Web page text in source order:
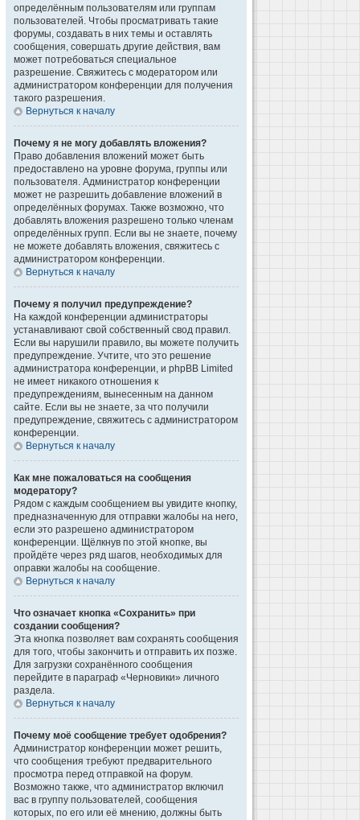
определённым пользователям или группам
пользователей. Чтобы просматривать такие
форумы, создавать в них темы и оставлять
сообщения, совершать другие действия, вам
может потребоваться специальное
разрешение. Свяжитесь с модератором или
администратором конференции для получения
такого разрешения.
Вернуться к началу
Почему я не могу добавлять вложения?
Право добавления вложений может быть
предоставлено на уровне форума, группы или
пользователя. Администратор конференции
может не разрешить добавление вложений в
определённых форумах. Также возможно, что
добавлять вложения разрешено только членам
определённых групп. Если вы не знаете, почему
не можете добавлять вложения, свяжитесь с
администратором конференции.
Вернуться к началу
Почему я получил предупреждение?
На каждой конференции администраторы
устанавливают свой собственный свод правил.
Если вы нарушили правило, вы можете получить
предупреждение. Учтите, что это решение
администратора конференции, и phpBB Limited
не имеет никакого отношения к
предупреждениям, вынесенным на данном
сайте. Если вы не знаете, за что получили
предупреждение, свяжитесь с администратором
конференции.
Вернуться к началу
Как мне пожаловаться на сообщения
модератору?
Рядом с каждым сообщением вы увидите кнопку,
предназначенную для отправки жалобы на него,
если это разрешено администратором
конференции. Щёлкнув по этой кнопке, вы
пройдёте через ряд шагов, необходимых для
оправки жалобы на сообщение.
Вернуться к началу
Что означает кнопка «Сохранить» при
создании сообщения?
Эта кнопка позволяет вам сохранять сообщения
для того, чтобы закончить и отправить их позже.
Для загрузки сохранённого сообщения
перейдите в параграф «Черновики» личного
раздела.
Вернуться к началу
Почему моё сообщение требует одобрения?
Администратор конференции может решить,
что сообщения требуют предварительного
просмотра перед отправкой на форум.
Возможно также, что администратор включил
вас в группу пользователей, сообщения
которых, по его или её мнению, должны быть